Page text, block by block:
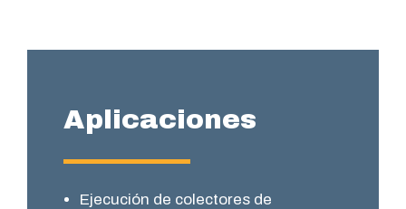
Aplicaciones
Ejecución de colectores de